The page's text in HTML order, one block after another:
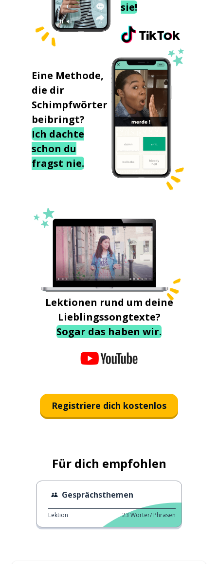
sie!
Eine Methode,
die dir
Schimpfwörter
beibringt?
Ich dachte
schon du
fragst nie.
Lektionen rund um deine
Lieblingssongtexte?
Sogar das haben wir.
Registriere dich kostenlos
Für dich empfohlen
Gesprächsthemen
Lektion 23Wörter/ Phrasen